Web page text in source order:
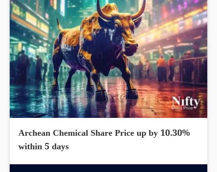
Archean Chemical Share Price up by 10.30%
within 5 days